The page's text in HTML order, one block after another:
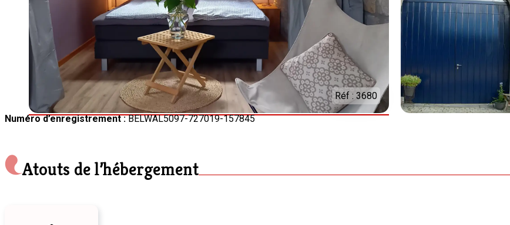
Réf : 3680
Numéro d’enregistrement :BELWAL5097-727019-157845
Atouts de l’hébergement